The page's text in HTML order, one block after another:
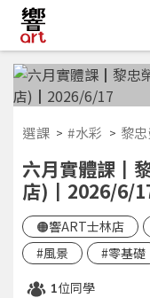
選課 #水彩 黎
六月實體課┃
店)┃2026/6/
🟠響ART士林店
#風景
#零基礎
1位同學